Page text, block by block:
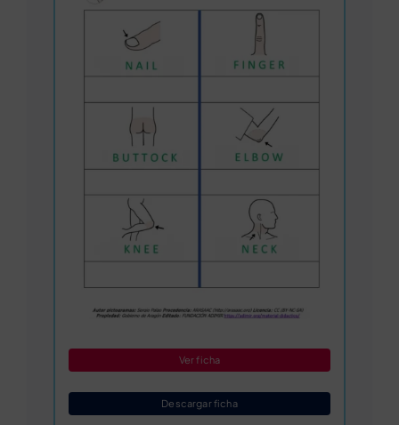
Ver ficha
Descargar ficha